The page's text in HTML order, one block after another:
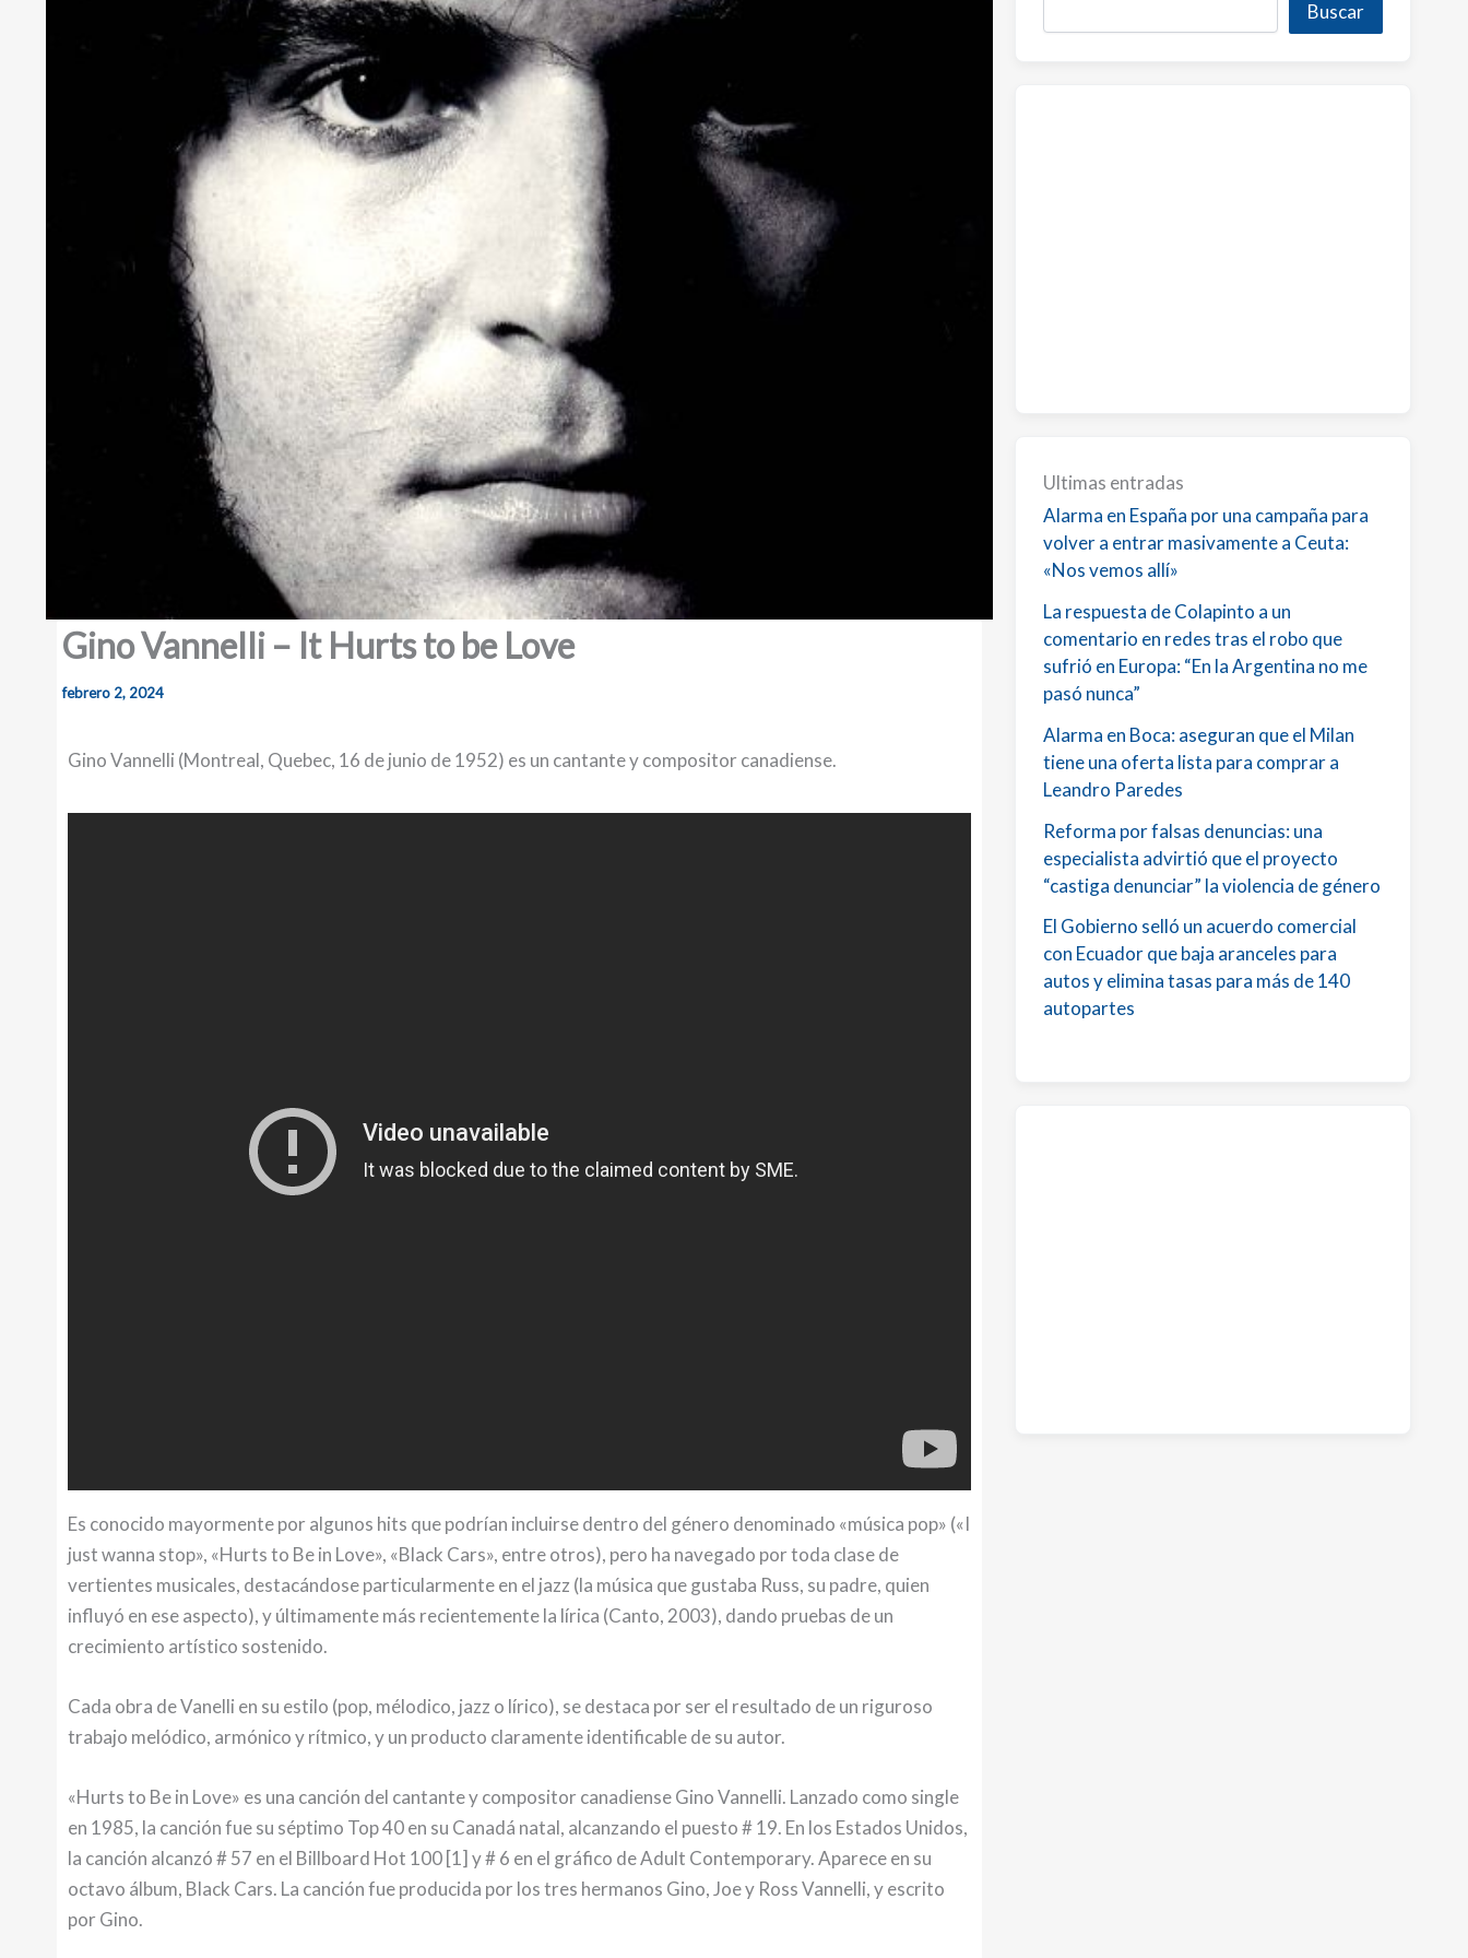
Gino Vannelli – It Hurts to be Love
febrero 2, 2024
Gino Vannelli (Montreal, Quebec, 16 de junio de 1952) es un cantante y compositor canadiense.
Es conocido mayormente por algunos hits que podrían incluirse dentro del género denominado «música pop» («I
just wanna stop», «Hurts to Be in Love», «Black Cars», entre otros), pero ha navegado por toda clase de
vertientes musicales, destacándose particularmente en el jazz (la música que gustaba Russ, su padre, quien
influyó en ese aspecto), y últimamente más recientemente la lírica (Canto, 2003), dando pruebas de un
crecimiento artístico sostenido.
Cada obra de Vanelli en su estilo (pop, mélodico, jazz o lírico), se destaca por ser el resultado de un riguroso
trabajo melódico, armónico y rítmico, y un producto claramente identificable de su autor.
«Hurts to Be in Love» es una canción del cantante y compositor canadiense Gino Vannelli. Lanzado como single
en 1985, la canción fue su séptimo Top 40 en su Canadá natal, alcanzando el puesto # 19. En los Estados Unidos,
la canción alcanzó # 57 en el Billboard Hot 100 [1] y # 6 en el gráfico de Adult Contemporary. Aparece en su
octavo álbum, Black Cars. La canción fue producida por los tres hermanos Gino, Joe y Ross Vannelli, y escrito
por Gino.
Buscar
Ultimas entradas
Alarma en España por una campaña para
volver a entrar masivamente a Ceuta:
«Nos vemos allí»
La respuesta de Colapinto a un
comentario en redes tras el robo que
sufrió en Europa: “En la Argentina no me
pasó nunca”
Alarma en Boca: aseguran que el Milan
tiene una oferta lista para comprar a
Leandro Paredes
Reforma por falsas denuncias: una
especialista advirtió que el proyecto
“castiga denunciar” la violencia de género
El Gobierno selló un acuerdo comercial
con Ecuador que baja aranceles para
autos y elimina tasas para más de 140
autopartes